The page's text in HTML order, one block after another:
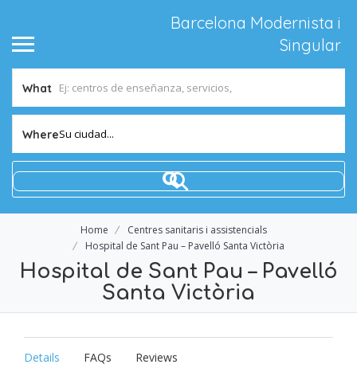
Barcelona Modernista i
Singular
What
WhereSu ciudad...
Home
Centres sanitaris i assistencials
Hospital de Sant Pau – Pavelló Santa Victòria
Hospital de Sant Pau – Pavelló
Santa Victòria
Details FAQs Reviews